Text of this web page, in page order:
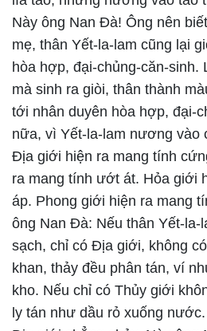
Này ông Nan Đà! Ông nên
mẹ, thân Yết-la-lam cũng lại
hòa hợp, đại-chủng-căn-
mà sinh ra giòi, thân thành
tới nhân duyên hòa hợp, đại-
nữa, vì Yết-la-lam nương vào
Địa giới hiện ra mang tính
ra mang tính ướt át. Hỏa giới
áp. Phong giới hiện ra mang
ông Nan Đà: Nếu thân Yết-la-
sạch, chỉ có Địa giới, không
khan, thảy đều phân tán, ví
kho. Nếu chỉ có Thủy giới
ly tán như dầu rỏ xuống